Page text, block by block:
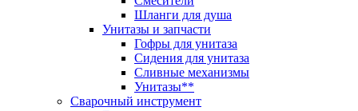
Шланги для душа
Унитазы и запчасти
Гофры для унитаза
Сидения для унитаза
Сливные механизмы
Унитазы**
Сварочный инструмент